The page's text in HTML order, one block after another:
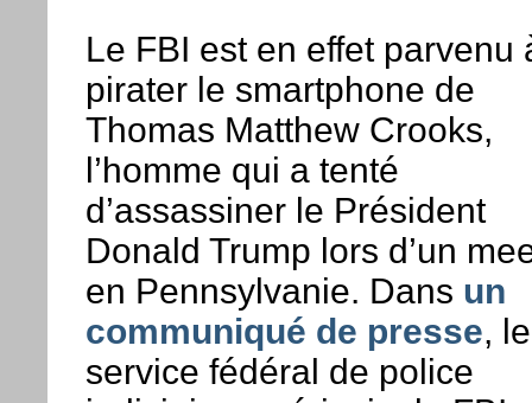
Le FBI est en effet parvenu
pirater le smartphone de
Thomas Matthew Crooks,
l’homme qui a tenté
d’assassiner le Président
Donald Trump lors d’un
en Pennsylvanie. Dans un
communiqué de presse, le
service fédéral de police